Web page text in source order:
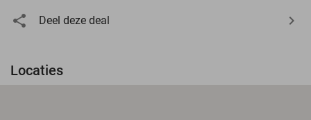
Deel deze deal
Locaties